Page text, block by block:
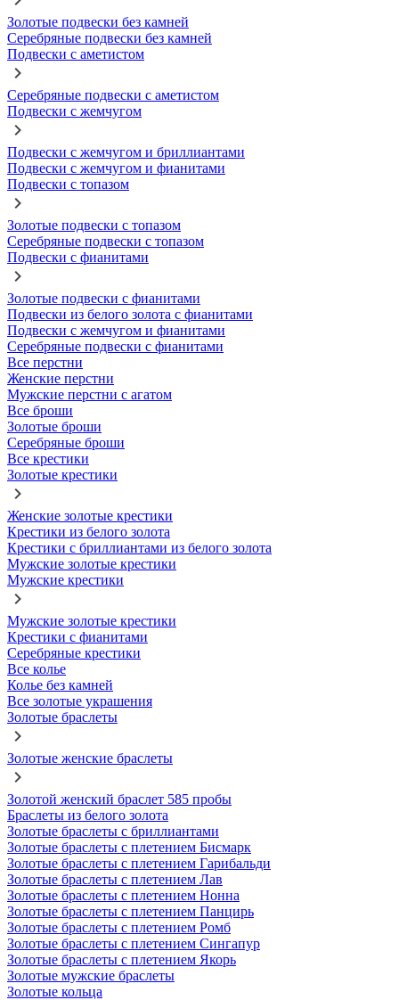
Золотые подвески без камней
Серебряные подвески без камней
Подвески с аметистом
Серебряные подвески с аметистом
Подвески с жемчугом
Подвески с жемчугом и бриллиантами
Подвески с жемчугом и фианитами
Подвески с топазом
Золотые подвески с топазом
Серебряные подвески с топазом
Подвески с фианитами
Золотые подвески с фианитами
Подвески из белого золота с фианитами
Подвески с жемчугом и фианитами
Серебряные подвески с фианитами
Все перстни
Женские перстни
Мужские перстни с агатом
Все броши
Золотые броши
Серебряные броши
Все крестики
Золотые крестики
Женские золотые крестики
Крестики из белого золота
Крестики с бриллиантами из белого золота
Мужские золотые крестики
Мужские крестики
Мужские золотые крестики
Крестики с фианитами
Серебряные крестики
Все колье
Колье без камней
Все золотые украшения
Золотые браслеты
Золотые женские браслеты
Золотой женский браслет 585 пробы
Браслеты из белого золота
Золотые браслеты с бриллиантами
Золотые браслеты с плетением Бисмарк
Золотые браслеты с плетением Гарибальди
Золотые браслеты с плетением Лав
Золотые браслеты с плетением Нонна
Золотые браслеты с плетением Панцирь
Золотые браслеты с плетением Ромб
Золотые браслеты с плетением Сингапур
Золотые браслеты с плетением Якорь
Золотые мужские браслеты
Золотые кольца